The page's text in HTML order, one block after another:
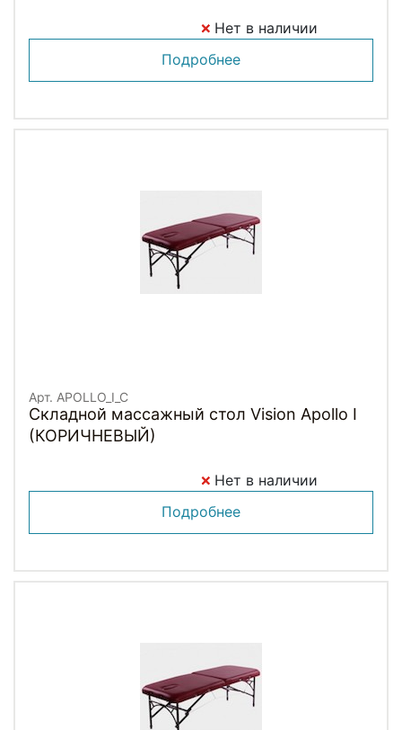
Нет в наличии
Подробнее
Арт. APOLLO_I_C
Складной массажный стол Vision Apollo I
(КОРИЧНЕВЫЙ)
Нет в наличии
Подробнее